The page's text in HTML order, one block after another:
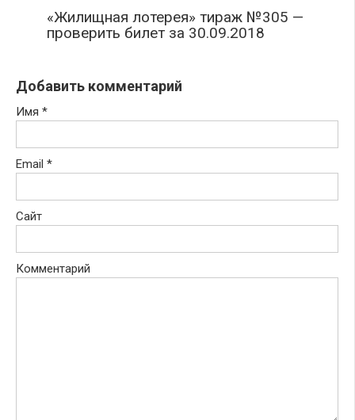
«Жилищная лотерея» тираж №305 —
проверить билет за 30.09.2018
Добавить комментарий
Имя *
Email *
Сайт
Комментарий